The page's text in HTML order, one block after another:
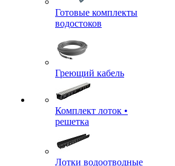
Готовые комплекты
водостоков
Греющий кабель
Комплект лоток •
решетка
Лотки водоотводные